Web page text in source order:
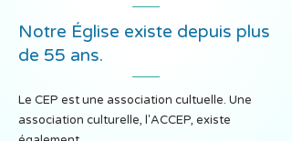
Notre Église existe depuis plus
de 55 ans.
Le CEP est une association cultuelle. Une
association culturelle, l'ACCEP, existe